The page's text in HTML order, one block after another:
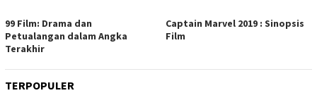
99 Film: Drama dan
Petualangan dalam Angka
Terakhir
Captain Marvel 2019 : Sinopsis
Film
TERPOPULER